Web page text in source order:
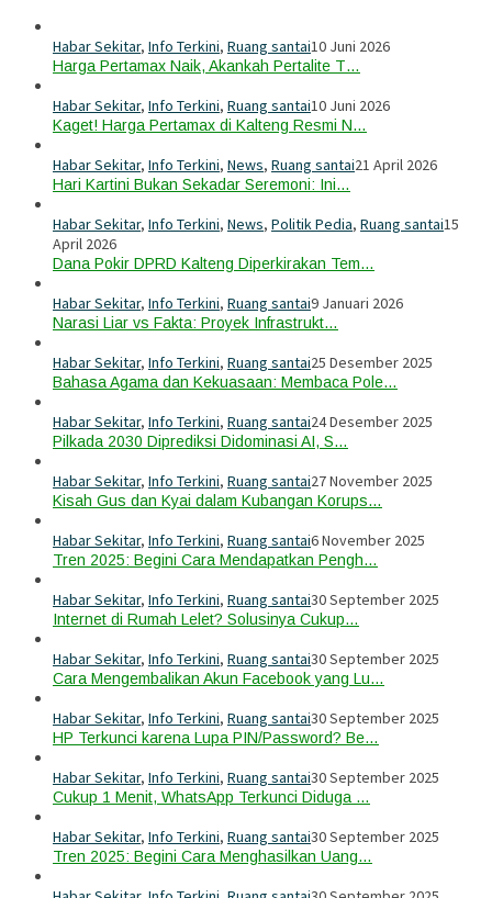
Habar Sekitar, Info Terkini, Ruang santai10 Juni 2026
Harga Pertamax Naik, Akankah Pertalite T…
Habar Sekitar, Info Terkini, Ruang santai10 Juni 2026
Kaget! Harga Pertamax di Kalteng Resmi N…
Habar Sekitar, Info Terkini, News, Ruang santai21 April 2026
Hari Kartini Bukan Sekadar Seremoni: Ini…
Habar Sekitar, Info Terkini, News, Politik Pedia, Ruang santai15
April 2026
Dana Pokir DPRD Kalteng Diperkirakan Tem…
Habar Sekitar, Info Terkini, Ruang santai9 Januari 2026
Narasi Liar vs Fakta: Proyek Infrastrukt…
Habar Sekitar, Info Terkini, Ruang santai25 Desember 2025
Bahasa Agama dan Kekuasaan: Membaca Pole…
Habar Sekitar, Info Terkini, Ruang santai24 Desember 2025
Pilkada 2030 Diprediksi Didominasi AI, S…
Habar Sekitar, Info Terkini, Ruang santai27 November 2025
Kisah Gus dan Kyai dalam Kubangan Korups…
Habar Sekitar, Info Terkini, Ruang santai6 November 2025
Tren 2025: Begini Cara Mendapatkan Pengh…
Habar Sekitar, Info Terkini, Ruang santai30 September 2025
Internet di Rumah Lelet? Solusinya Cukup…
Habar Sekitar, Info Terkini, Ruang santai30 September 2025
Cara Mengembalikan Akun Facebook yang Lu…
Habar Sekitar, Info Terkini, Ruang santai30 September 2025
HP Terkunci karena Lupa PIN/Password? Be…
Habar Sekitar, Info Terkini, Ruang santai30 September 2025
Cukup 1 Menit, WhatsApp Terkunci Diduga …
Habar Sekitar, Info Terkini, Ruang santai30 September 2025
Tren 2025: Begini Cara Menghasilkan Uang…